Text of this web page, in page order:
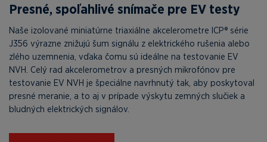
Presné, spoľahlivé snímače pre EV testy
Naše izolované miniatúrne triaxiálne akcelerometre ICP® série
J356 výrazne znižujú šum signálu z elektrického rušenia alebo
zlého uzemnenia, vďaka čomu sú ideálne na testovanie EV
NVH. Celý rad akcelerometrov a presných mikrofónov pre
testovanie EV NVH je špeciálne navrhnutý tak, aby poskytoval
presné meranie, a to aj v prípade výskytu zemných slučiek a
bludných elektrických signálov.